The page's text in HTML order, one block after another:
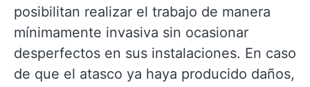
posibilitan realizar el trabajo de manera
mínimamente invasiva sin ocasionar
desperfectos en sus instalaciones. En caso
de que el atasco ya haya producido daños,